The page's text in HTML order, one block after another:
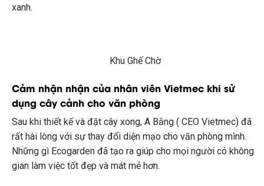
xanh.
Khu Ghế Chờ
Cảm nhận nhận của nhân viên Vietmec khi sử
dụng cây cảnh cho văn phòng
Sau khi thiết kế và đặt cây xong, A Bằng ( CEO Vietmec) đã
rất hài lòng với sự thay đổi diện mạo cho văn phòng mình.
Những gì Ecogarden đã tạo ra giúp cho mọi người có không
gian làm việc tốt đẹp và mát mẻ hơn.